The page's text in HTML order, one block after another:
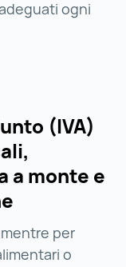
ogni
(IVA)
a monte e
mentre per
o